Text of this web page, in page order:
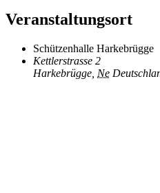
Veranstaltungsort
Schützenhalle Harkebrügge
Kettlerstrasse 2
Harkebrügge Ne